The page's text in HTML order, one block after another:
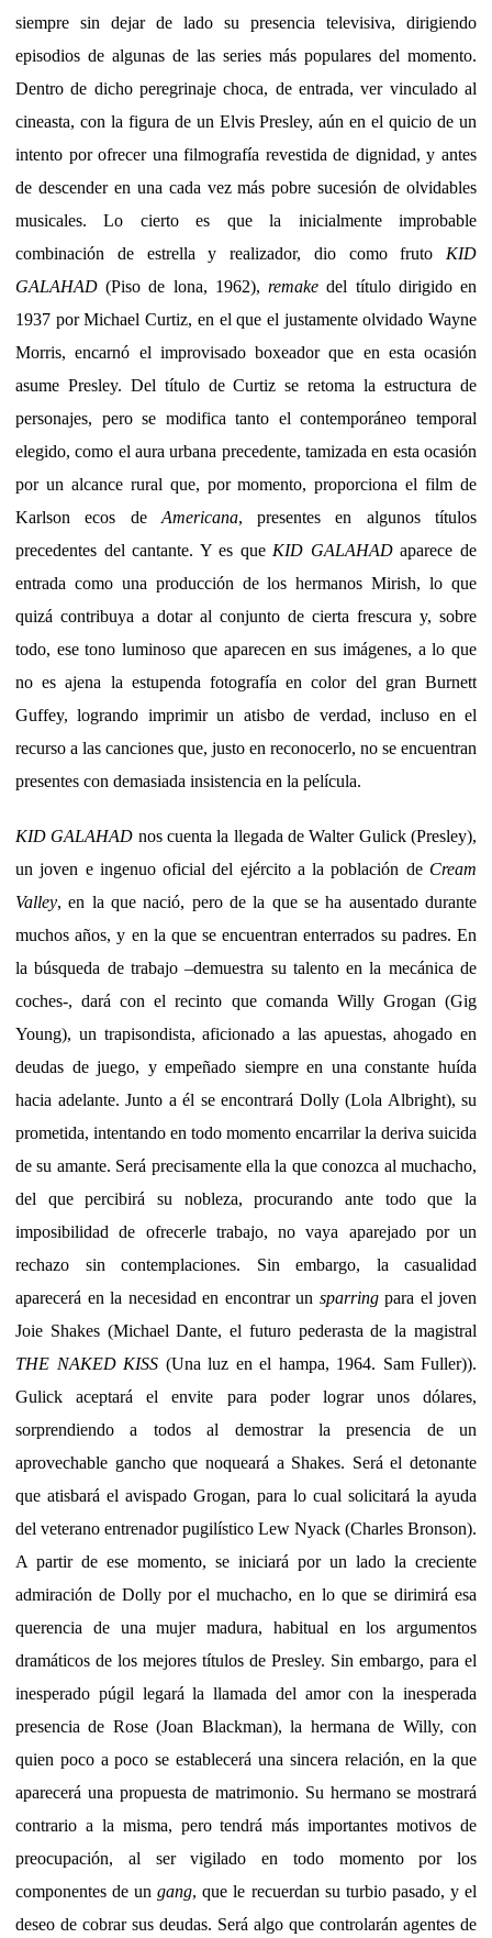
siempre sin dejar de lado su presencia televisiva, dirigiendo
episodios de algunas de las series más populares del momento.
Dentro de dicho peregrinaje choca, de entrada, ver vinculado al
cineasta, con la figura de un Elvis Presley, aún en el quicio de un
intento por ofrecer una filmografía revestida de dignidad, y antes
de descender en una cada vez más pobre sucesión de olvidables
musicales. Lo cierto es que la inicialmente improbable
combinación de estrella y realizador, dio como fruto KID
GALAHAD (Piso de lona, 1962),remake del título dirigido en
1937 por Michael Curtiz, en el que el justamente olvidado Wayne
Morris, encarnó el improvisado boxeador que en esta ocasión
asume Presley. Del título de Curtiz se retoma la estructura de
personajes, pero se modifica tanto el contemporáneo temporal
elegido, como el aura urbana precedente, tamizada en esta ocasión
por un alcance rural que, por momento, proporciona el film de
Karlson ecos de Americana, presentes en algunos títulos
precedentes del cantante. Y es que KID GALAHADaparece de
entrada como una producción de los hermanos Mirish, lo que
quizá contribuya a dotar al conjunto de cierta frescura y, sobre
todo, ese tono luminoso que aparecen en sus imágenes, a lo que
no es ajena la estupenda fotografía en color del gran Burnett
Guffey, logrando imprimir un atisbo de verdad, incluso en el
recurso a las canciones que, justo en reconocerlo, no se encuentran
presentes con demasiada insistencia en la película.
KID GALAHAD nos cuenta la llegada de Walter Gulick (Presley),
un joven e ingenuo oficial del ejército a la población de Cream
Valley, en la que nació, pero de la que se ha ausentado durante
muchos años, y en la que se encuentran enterrados su padres. En
la búsqueda de trabajo –demuestra su talento en la mecánica de
coches-, dará con el recinto que comanda Willy Grogan (Gig
Young), un trapisondista, aficionado a las apuestas, ahogado en
deudas de juego, y empeñado siempre en una constante huída
hacia adelante. Junto a él se encontrará Dolly (Lola Albright), su
prometida, intentando en todo momento encarrilar la deriva suicida
de su amante. Será precisamente ella la que conozca al muchacho,
del que percibirá su nobleza, procurando ante todo que la
imposibilidad de ofrecerle trabajo, no vaya aparejado por un
rechazo sin contemplaciones. Sin embargo, la casualidad
aparecerá en la necesidad en encontrar un sparringpara el joven
Joie Shakes (Michael Dante, el futuro pederasta de la magistral
THE NAKED KISS (Una luz en el hampa, 1964. Sam Fuller)).
Gulick aceptará el envite para poder lograr unos dólares,
sorprendiendo a todos al demostrar la presencia de un
aprovechable gancho que noqueará a Shakes. Será el detonante
que atisbará el avispado Grogan, para lo cual solicitará la ayuda
del veterano entrenador pugilístico Lew Nyack (Charles Bronson).
A partir de ese momento, se iniciará por un lado la creciente
admiración de Dolly por el muchacho, en lo que se dirimirá esa
querencia de una mujer madura, habitual en los argumentos
dramáticos de los mejores títulos de Presley. Sin embargo, para el
inesperado púgil legará la llamada del amor con la inesperada
presencia de Rose (Joan Blackman), la hermana de Willy, con
quien poco a poco se establecerá una sincera relación, en la que
aparecerá una propuesta de matrimonio. Su hermano se mostrará
contrario a la misma, pero tendrá más importantes motivos de
preocupación, al ser vigilado en todo momento por los
componentes de ungang, que le recuerdan su turbio pasado, y el
deseo de cobrar sus deudas. Será algo que controlarán agentes de